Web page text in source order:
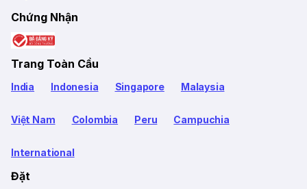
Chứng Nhận
Trang Toàn Cầu
India Indonesia Singapore Malaysia
Việt Nam Colombia Peru Campuchia
International
Đặt